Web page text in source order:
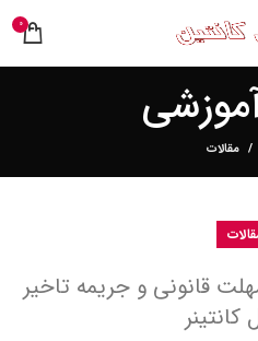
0
مقالات
قانونی و جریمه تاخیر